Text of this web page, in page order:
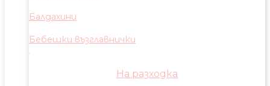
Балдахини
Бебешки възглавнички
На разходка